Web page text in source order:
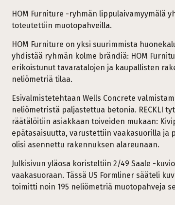
HOM Furniture -ryhmän lippulaivamyymälä
toteutettiin muotopahveilla.
HOM Furniture on yksi suurimmista
yhdistää ryhmän kolme brändiä: HOM
erikoistunut tavaratalojen ja kaupallisten
neliömetriä tilaa.
Esivalmistetehtaan Wells Concrete
neliömetristä paljastettua betonia. RECKLI
räätälöitiin asiakkaan toiveiden mukaan:
epätasaisuutta, varustettiin vaakasuorilla ja
olisi asennettu rakennuksen alareunaan.
Julkisivun yläosa koristeltiin 2/49 Saale -
vaakasuoraan. Tässä US Formliner sääteli
toimitti noin 195 neliömetriä muotopahveja